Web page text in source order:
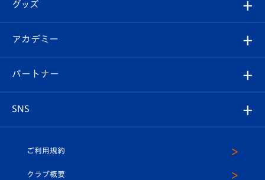
チケット
イベント
メディア
ホームタウン
スタッフプロフィール
マスコット紹介
Revive Team
ヴィヴィくんの長崎おもてなしガイド
フォトギャラリー
スタジアムグルメ
V-LOVERS（ファンクラブ）
プレイヤーズスイート
グッズ
オンラインショップ
店舗情報
アカデミー
育成からのお知らせ
U-18
パートナー
SNS
ヴィヴィくんインスタグラム
ご利用規約
クラブ概要